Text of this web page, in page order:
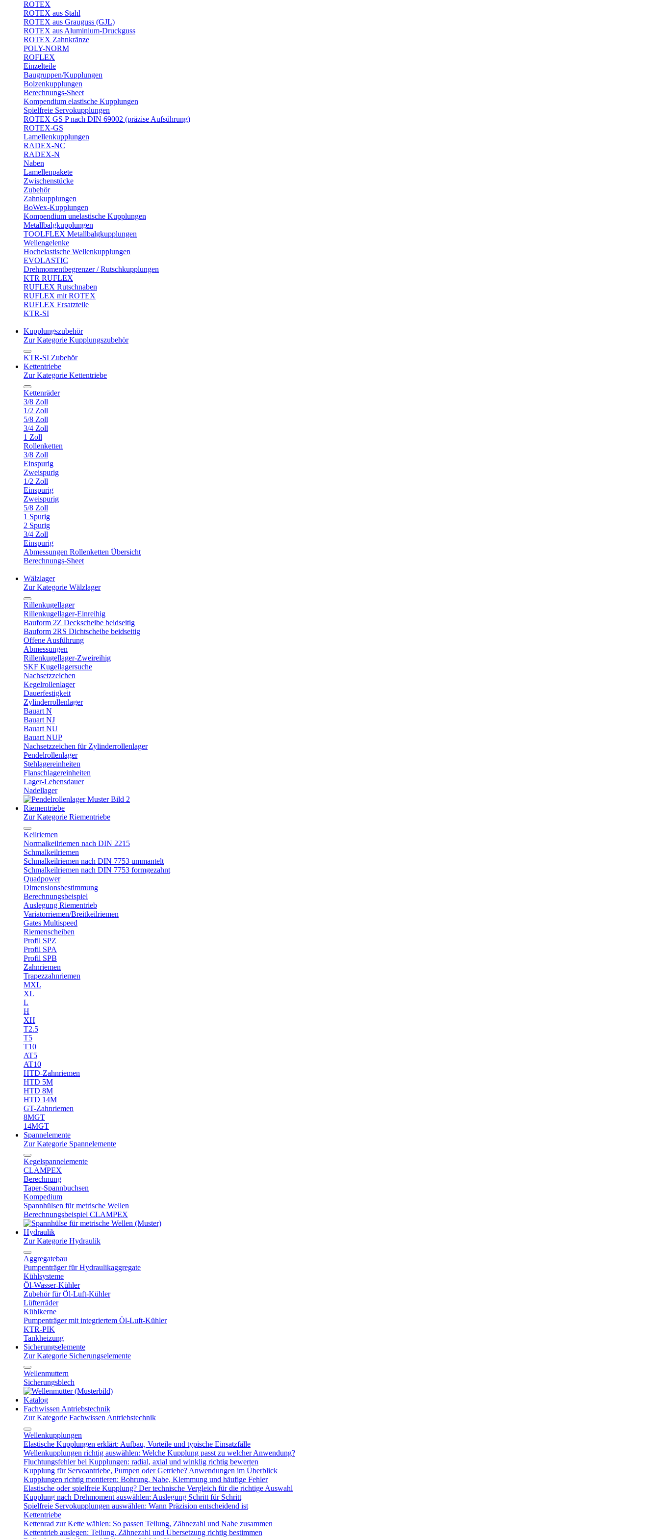
ROTEX
ROTEX aus Stahl
ROTEX aus Grauguss (GJL)
ROTEX aus Aluminium-Druckguss
ROTEX Zahnkränze
POLY-NORM
ROFLEX
Einzelteile
Baugruppen/Kupplungen
Bolzenkupplungen
Berechnungs-Sheet
Kompendium elastische Kupplungen
Spielfreie Servokupplungen
ROTEX GS P nach DIN 69002 (präzise Aufsührung)
ROTEX-GS
Lamellenkupplungen
RADEX-NC
RADEX-N
Naben
Lamellenpakete
Zwischenstücke
Zubehör
Zahnkupplungen
BoWex-Kupplungen
Kompendium unelastische Kupplungen
Metallbalgkupplungen
TOOLFLEX Metallbalgkupplungen
Wellengelenke
Hochelastische Wellenkupplungen
EVOLASTIC
Drehmomentbegrenzer / Rutschkupplungen
KTR RUFLEX
RUFLEX Rutschnaben
RUFLEX mit ROTEX
RUFLEX Ersatzteile
KTR-SI
Kupplungszubehör
Zur Kategorie Kupplungszubehör
KTR-SI Zubehör
Kettentriebe
Zur Kategorie Kettentriebe
Kettenräder
3/8 Zoll
1/2 Zoll
5/8 Zoll
3/4 Zoll
1 Zoll
Rollenketten
3/8 Zoll
Einspurig
Zweispurig
1/2 Zoll
Einspurig
Zweispurig
5/8 Zoll
1 Spurig
2 Spurig
3/4 Zoll
Einspurig
Abmessungen Rollenketten Übersicht
Berechnungs-Sheet
Wälzlager
Zur Kategorie Wälzlager
Rillenkugellager
Rillenkugellager-Einreihig
Bauform 2Z Deckscheibe beidseitig
Bauform 2RS Dichtscheibe beidseitig
Offene Ausführung
Abmessungen
Rillenkugellager-Zweireihig
SKF Kugellagersuche
Nachsetzzeichen
Kegelrollenlager
Dauerfestigkeit
Zylinderrollenlager
Bauart N
Bauart NJ
Bauart NU
Bauart NUP
Nachsetzzeichen für Zylinderrollenlager
Pendelrollenlager
Stehlagereinheiten
Flanschlagereinheiten
Lager-Lebensdauer
Nadellager
Riementriebe
Zur Kategorie Riementriebe
Keilriemen
Normalkeilriemen nach DIN 2215
Schmalkeilriemen
Schmalkeilriemen nach DIN 7753 ummantelt
Schmalkeilriemen nach DIN 7753 formgezahnt
Quadpower
Dimensionsbestimmung
Berechnungsbeispiel
Auslegung Riementrieb
Variatorriemen/Breitkeilriemen
Gates Multispeed
Riemenscheiben
Profil SPZ
Profil SPA
Profil SPB
Zahnriemen
Trapezzahnriemen
MXL
XL
L
H
XH
T2.5
T5
T10
AT5
AT10
HTD-Zahnriemen
HTD 5M
HTD 8M
HTD 14M
GT-Zahnriemen
8MGT
14MGT
Spannelemente
Zur Kategorie Spannelemente
Kegelspannelemente
CLAMPEX
Berechnung
Taper-Spannbuchsen
Kompedium
Spannhülsen für metrische Wellen
Berechnungsbeispiel CLAMPEX
Hydraulik
Zur Kategorie Hydraulik
Aggregatebau
Pumpenträger für Hydraulikaggregate
Kühlsysteme
Öl-Wasser-Kühler
Zubehör für Öl-Luft-Kühler
Lüfterräder
Kühlkerne
Pumpenträger mit integriertem Öl-Luft-Kühler
KTR-PIK
Tankheizung
Sicherungselemente
Zur Kategorie Sicherungselemente
Wellenmuttern
Sicherungsblech
Katalog
Fachwissen Antriebstechnik
Zur Kategorie Fachwissen Antriebstechnik
Wellenkupplungen
Elastische Kupplungen erklärt: Aufbau, Vorteile und typische Einsatzfälle
Wellenkupplungen richtig auswählen: Welche Kupplung passt zu welcher Anwendung?
Fluchtungsfehler bei Kupplungen: radial, axial und winklig richtig bewerten
Kupplung für Servoantriebe, Pumpen oder Getriebe? Anwendungen im Überblick
Kupplungen richtig montieren: Bohrung, Nabe, Klemmung und häufige Fehler
Elastische oder spielfreie Kupplung? Der technische Vergleich für die richtige Auswahl
Kupplung nach Drehmoment auswählen: Auslegung Schritt für Schritt
Spielfreie Servokupplungen auswählen: Wann Präzision entscheidend ist
Kettentriebe
Kettenrad zur Kette wählen: So passen Teilung, Zähnezahl und Nabe zusammen
Kettentrieb auslegen: Teilung, Zähnezahl und Übersetzung richtig bestimmen